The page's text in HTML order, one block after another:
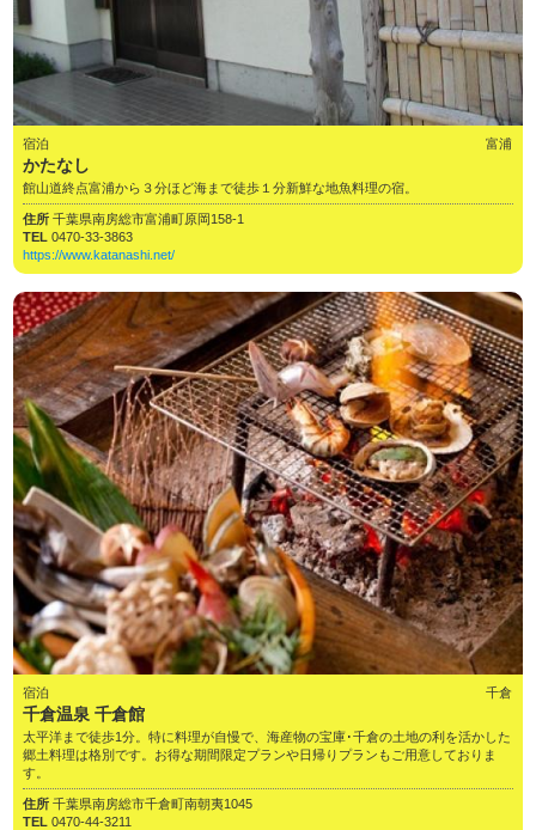
宿泊 富浦
かたなし
館山道終点富浦から３分ほど海まで徒歩１分新鮮な地魚料理の宿。
住所千葉県南房総市富浦町原岡158-1
TEL0470-33-3863
https://www.katanashi.net/
宿泊 千倉
千倉温泉 千倉館
太平洋まで徒歩1分。特に料理が自慢で、海産物の宝庫･千倉の土地の利を活かした
郷土料理は格別です。お得な期間限定プランや日帰りプランもご用意しておりま
す。
住所千葉県南房総市千倉町南朝夷1045
TEL0470-44-3211